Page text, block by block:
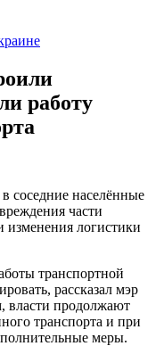
работу
соседние населённые
части
изменения логистики
транспортной
рассказал мэр
власти продолжают
транспорта и при
меры.